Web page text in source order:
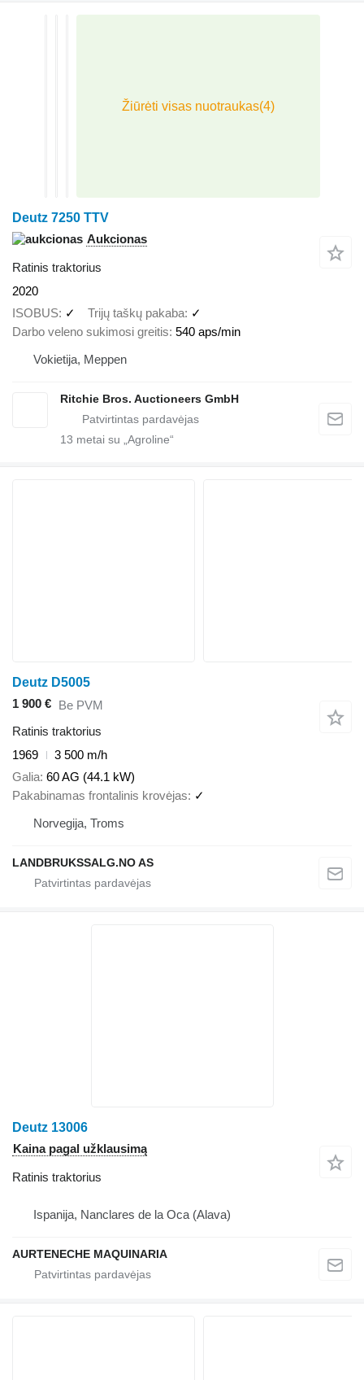
Deutz 7250 TTV
Aukcionas
Ratinis traktorius
2020
ISOBUS ✓ Trijų taškų pakaba ✓
Darbo veleno sukimosi greitis 540 aps/min
Vokietija, Meppen
Ritchie Bros. Auctioneers GmbH
13 metai su „Agroline“
Deutz D5005
1 900 € Be PVM
Ratinis traktorius
1969
3 500 m/h
Galia 60 AG (44.1 kW)
Pakabinamas frontalinis krovėjas
✓
Norvegija, Troms
LANDBRUKSSALG.NO AS
Deutz 13006
Kaina pagal užklausimą
Ratinis traktorius
Ispanija, Nanclares de la Oca (Alava)
AURTENECHE MAQUINARIA